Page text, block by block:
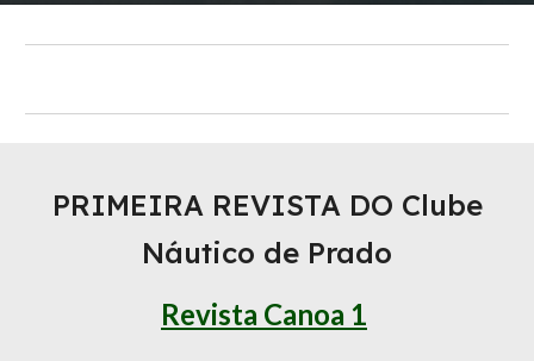
PRIMEIRA REVISTA DO Clube
Náutico de Prado
Revista Canoa 1